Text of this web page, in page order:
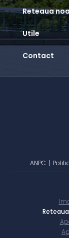
Reteaua
Utile
Contact
ANPC |